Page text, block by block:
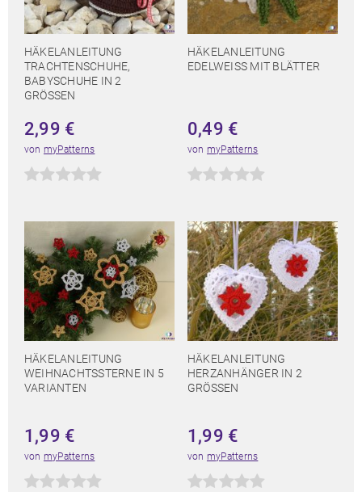
HÄKELANLEITUNG
TRACHTENSCHUHE,
BABYSCHUHE IN 2
GRÖSSEN
2,99 €
von myPatterns
HÄKELANLEITUNG
EDELWEISS MIT BLÄTTER
0,49 €
von myPatterns
HÄKELANLEITUNG
WEIHNACHTSSTERNE IN 5
VARIANTEN
1,99 €
von myPatterns
HÄKELANLEITUNG
HERZANHÄNGER IN 2
GRÖSSEN
1,99 €
von myPatterns